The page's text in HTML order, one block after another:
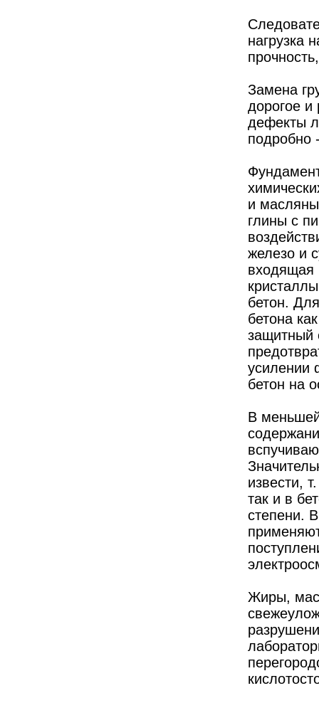
нагрузка
Замена
дорогое и
дефекты
подробно
и
глины с
железо и
входящая
бетон.
бетона
защитный
усилении
бетон на
В
извести,
так и в
степени.
Жиры,